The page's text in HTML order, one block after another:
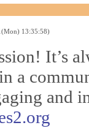
13:35:58)
It’s
a
and